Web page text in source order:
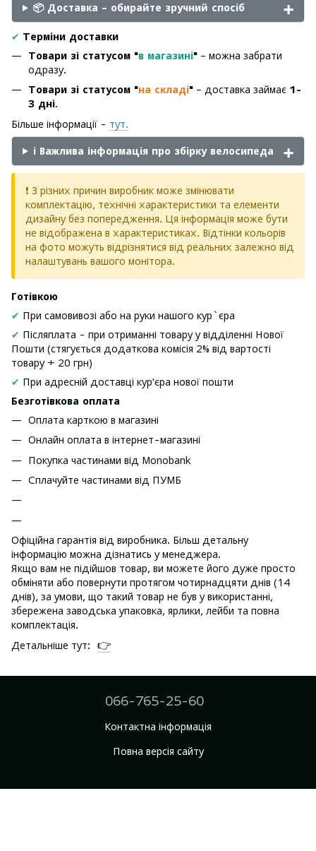
📦 Доставка – обирайте зручний спосіб
✔ Терміни доставки
Товари зі статусом "в магазині" – можна забрати
одразу.
Товари зі статусом "на складі" – доставка займає 1-
3 дні.
Більше інформації - тут.
ℹ️ Важлива інформація про збірку велосипеда
❗ З різних причин виробник може змінювати
комплектацію, технічні характеристики та елементи
дизайну без попередження. Ця інформація може бути
не відображена в характеристиках. Відтінки кольорів
на фото можуть відрізнятися від реальних залежно від
налаштувань вашого монітора.
Готівкою
✔ При самовивозі або на руки нашого кур`єра
✔ Післяплата - при отриманні товару у відділенні Нової
Пошти (стягується додаткова комісія 2% від вартості
товару + 20 грн)
✔ При адресній доставці кур'єра нової пошти
Безготівкова оплата
Оплата карткою в магазині
Онлайн оплата в інтернет-магазині
Покупка частинами від Monobank
Сплачуйте частинами від ПУМБ
Офіційна гарантія від виробника. Більш детальну
інформацію можна дізнатись у менеджера.
Якщо вам не підійшов товар, ви можете його дуже просто
обміняти або повернути протягом чотирнадцяти днів (14
днів), за умови, що такий товар не був у використанні,
збережена заводська упаковка, ярлики, лейби та повна
комплектація.
Детальніше тут:
👉
066-765-25-60
Контактна інформація
Повна версія сайту